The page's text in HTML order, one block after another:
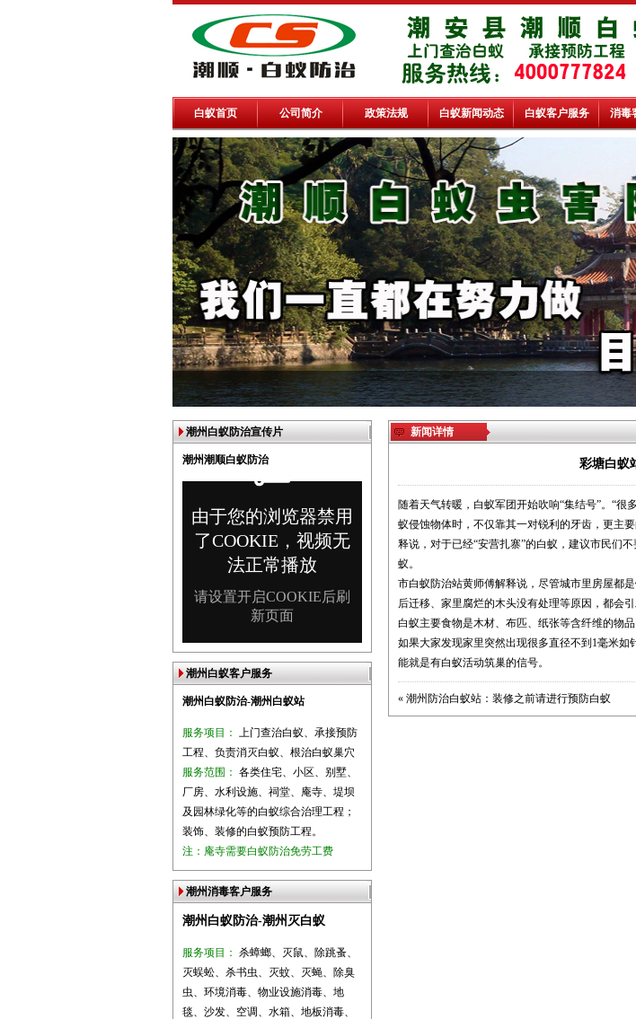
白蚁首页 公司简介 政策法规 白蚁新闻动态 白蚁客户服务 消毒
潮州白蚁防治宣传片
潮州潮顺白蚁防治
潮州白蚁客户服务
潮州白蚁防治-潮州白蚁站
服务项目： 上门查治白蚁、承接预防
工程、负责消灭白蚁、根治白蚁巢穴
服务范围： 各类住宅、小区、别墅、
厂房、水利设施、祠堂、庵寺、堤坝
及园林绿化等的白蚁综合治理工程；
装饰、装修的白蚁预防工程。
注：庵寺需要白蚁防治免劳工费
潮州消毒客户服务
潮州白蚁防治-潮州灭白蚁
服务项目： 杀蟑螂、灭鼠、除跳蚤、
灭蜈蚣、杀书虫、灭蚊、灭蝇、除臭
虫、环境消毒、物业设施消毒、地
毯、沙发、空调、水箱、地板消毒、
新闻详情
彩塘白蚁
随着天气转暖，白蚁军团开始吹响“集结号”。“
蚁侵蚀物体时，不仅靠其一对锐利的牙齿，更主
释说，对于已经“安营扎寨”的白蚁，建议市民们
蚁。
市白蚁防治站黄师傅解释说，尽管城市里房屋都
后迁移、家里腐烂的木头没有处理等原因，都会引
白蚁主要食物是木材、布匹、纸张等含纤维的物
如果大家发现家里突然出现很多直径不到1毫米
能就是有白蚁活动筑巢的信号。
« 潮州防治白蚁站：装修之前请进行预防白蚁